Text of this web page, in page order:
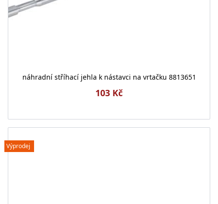
náhradní stříhací jehla k nástavci na vrtačku 8813651
103 Kč
Výprodej